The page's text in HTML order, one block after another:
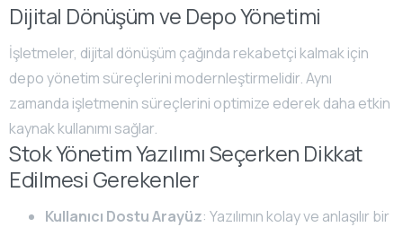
Dijital Dönüşüm ve Depo Yönetimi
İşletmeler, dijital dönüşüm çağında rekabetçi kalmak için
depo yönetim süreçlerini modernleştirmelidir. Aynı
zamanda işletmenin süreçlerini optimize ederek daha etkin
kaynak kullanımı sağlar.
Stok Yönetim Yazılımı Seçerken Dikkat
Edilmesi Gerekenler
Kullanıcı Dostu Arayüz: Yazılımın kolay ve anlaşılır bir